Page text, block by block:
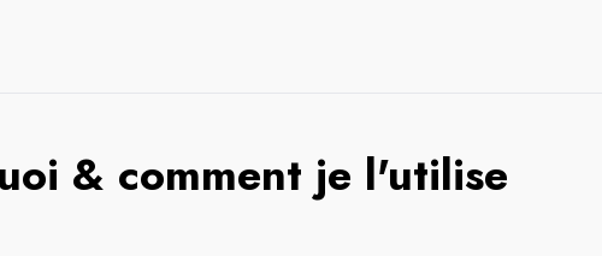
& comment je l'utilise